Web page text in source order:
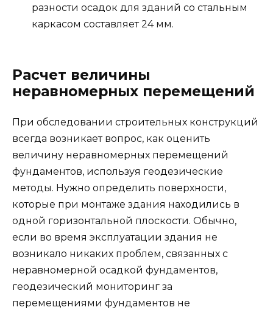
разности осадок для зданий со стальным
каркасом составляет 24 мм.
Расчет величины
неравномерных перемещений
При обследовании строительных конструкций
всегда возникает вопрос, как оценить
величину неравномерных перемещений
фундаментов, используя геодезические
методы. Нужно определить поверхности,
которые при монтаже здания находились в
одной горизонтальной плоскости. Обычно,
если во время эксплуатации здания не
возникало никаких проблем, связанных с
неравномерной осадкой фундаментов,
геодезический мониторинг за
перемещениями фундаментов не